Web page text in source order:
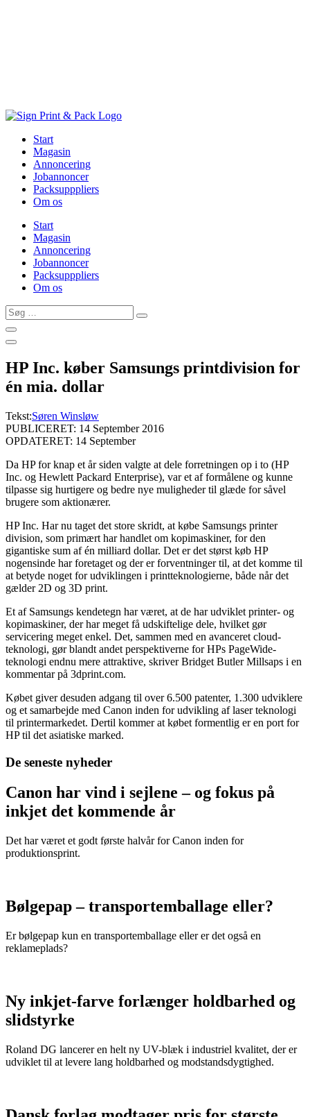
Start
Magasin
Annoncering
Jobannoncer
Packsupppliers
Om os
Start
Magasin
Annoncering
Jobannoncer
Packsupppliers
Om os
Søg
…
HP Inc. køber Samsungs printdivision for
én mia. dollar
Tekst:Søren Winsløw
PUBLICERET: 14 September 2016
OPDATERET: 14 September
Da HP for knap et år siden valgte at dele forretningen op i to (HP
Inc. og Hewlett Packard Enterprise), var et af formålene og kunne
tilpasse sig hurtigere og bedre nye muligheder til glæde for såvel
brugere som aktionærer.
HP Inc. Har nu taget det store skridt, at købe Samsungs printer
division, som primært har handlet om kopimaskiner, for den
gigantiske sum af én milliard dollar. Det er det størst køb HP
nogensinde har foretaget og der er forventninger til, at det komme til
at betyde noget for udviklingen i printteknologierne, både når det
gælder 2D og 3D print.
Et af Samsungs kendetegn har været, at de har udviklet printer- og
kopimaskiner, der har meget få udskiftelige dele, hvilket gør
servicering meget enkel. Det, sammen med en avanceret cloud-
teknologi, gør blandt andet perspektiverne for HPs PageWide-
teknologi endnu mere attraktive, skriver Bridget Butler Millsaps i en
kommentar på 3dprint.com.
Købet giver desuden adgang til over 6.500 patenter, 1.300 udviklere
og et samarbejde med Canon inden for udvikling af laser teknologi
til printermarkedet. Dertil kommer at købet formentlig er en port for
HP til det asiatiske marked.
De seneste nyheder
Canon har vind i sejlene – og fokus på
inkjet det kommende år
Det har været et godt første halvår for Canon inden for
produktionsprint.
Bølgepap – transportemballage eller?
Er bølgepap kun en transportemballage eller er det også en
reklameplads?
Ny inkjet-farve forlænger holdbarhed og
slidstyrke
Roland DG lancerer en helt ny UV-blæk i industriel kvalitet, der er
udviklet til at levere lang holdbarhed og modstandsdygtighed.